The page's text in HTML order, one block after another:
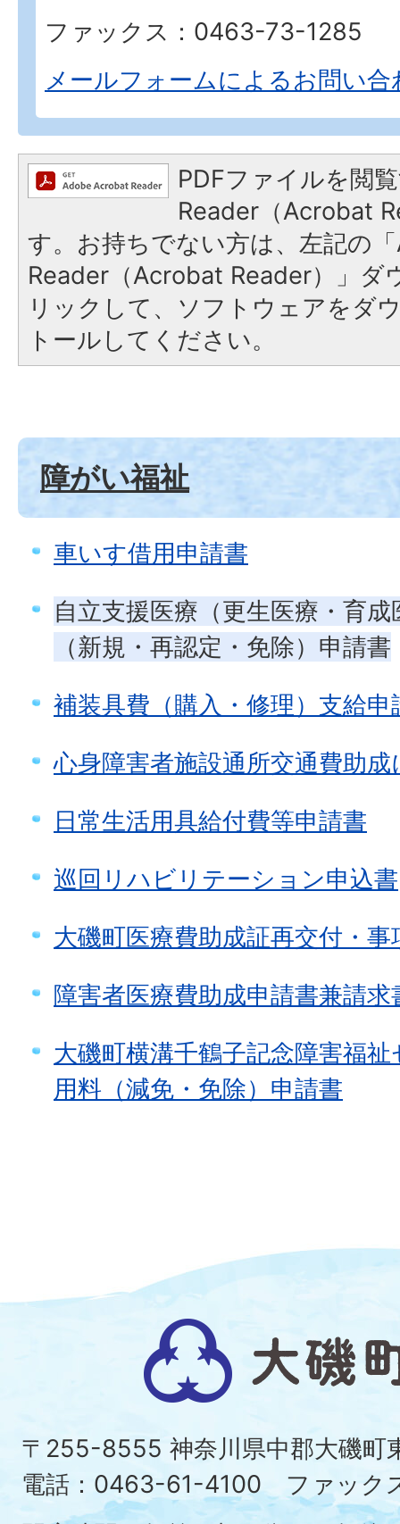
ファックス：0463-73-1285
メールフォームによるお問い合
PDFファイルを閲
Reader（Acrobat
す。お持ちでない方は、左記の
Reader（Acrobat Reader）」ダ
リックして、ソフトウェアをダ
トールしてください。
障がい福祉
車いす借用申請書
自立支援医療（更生医療・育
（新規・再認定・免除）申請書
補装具費（購入・修理）支給申
心身障害者施設通所交通費助
日常生活用具給付費等申請書
巡回リハビリテーション申込書
大磯町医療費助成証再交付・事
障害者医療費助成申請書兼請求
大磯町横溝千鶴子記念障害福
用料（減免・免除）申請書
大
磯
町
〒255-8555 神奈川県中郡大磯
電話：0463-61-4100 ファック